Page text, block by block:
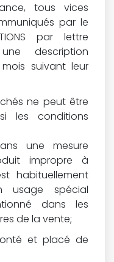
tous vices
par le
par lettre
description
suivant leur
ne peut être
les conditions
une mesure
impropre à
habituellement
spécial
dans les
de la vente;
et placé de